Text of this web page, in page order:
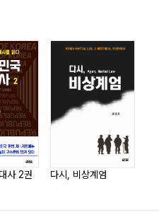
_149
160
_179
실태 / 188
요인 / 211
사 2권 다시, 비상계엄